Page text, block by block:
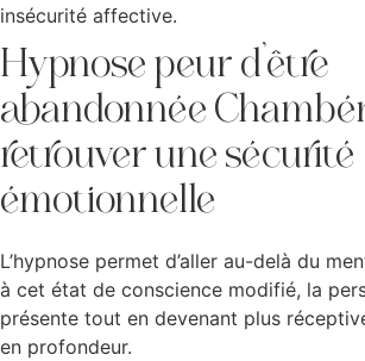
insécurité affective.
Hypnose peur d’être
abandonnée
retrouver une sécurité
émotionnelle
L’hypnose permet d’aller au-delà du
à cet état de conscience modifié, la
présente tout en devenant plus
en profondeur.